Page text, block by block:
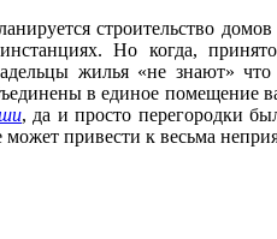
строительство
Но когда,
жилья «не знают»
в единое помещение
, да и просто перегородки
может привести к весьма